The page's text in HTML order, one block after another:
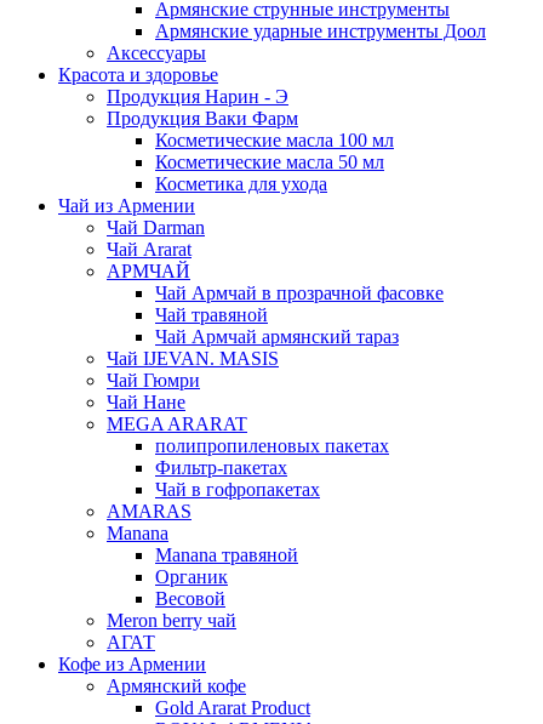
Армянские струнные инструменты
Армянские ударные инструменты Доол
Аксессуары
Красота и здоровье
Продукция Нарин - Э
Продукция Ваки Фарм
Косметические масла 100 мл
Косметические масла 50 мл
Косметика для ухода
Чай из Армении
Чай Darman
Чай Ararat
АРМЧАЙ
Чай Армчай в прозрачной фасовке
Чай травяной
Чай Армчай армянский тараз
Чай IJEVAN. MASIS
Чай Гюмри
Чай Нане
MEGA ARARAT
полипропиленовых пакетах
Фильтр-пакетах
Чай в гофропакетах
AMARAS
Manana
Manana травяной
Органик
Весовой
Meron berry чай
АГАТ
Кофе из Армении
Армянский кофе
Gold Ararat Product